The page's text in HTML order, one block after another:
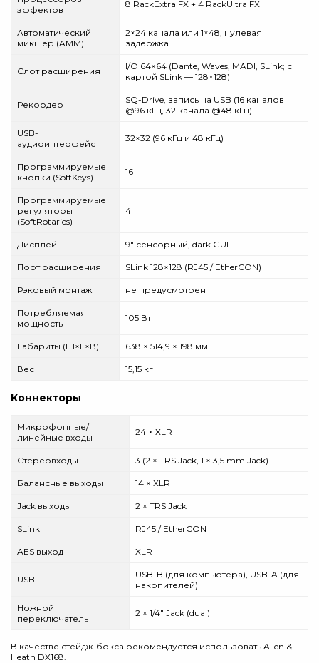
эффектов
8 RackExtra FX + 4 RackUltra FX
Автоматический
микшер (AMM)
2×24 канала или 1×48, нулевая
задержка
Слот расширения
I/O 64×64 (Dante, Waves, MADI, SLink; с
картой SLink — 128×128)
Рекордер
SQ-Drive, запись на USB (16 каналов
@96 кГц, 32 канала @48 кГц)
USB-
аудиоинтерфейс
32×32 (96 кГц и 48 кГц)
Программируемые
кнопки (SoftKeys)
16
Программируемые
регуляторы
(SoftRotaries)
4
Дисплей 9" сенсорный, dark GUI
Порт расширения SLink 128×128 (RJ45 / EtherCON)
Рэковый монтаж не предусмотрен
Потребляемая
мощность
105 Вт
Габариты (Ш×Г×В) 638 × 514,9 × 198 мм
Вес 15,15 кг
Коннекторы
Микрофонные/
линейные входы
24 × XLR
Стереовходы 3 (2 × TRS Jack, 1 × 3,5 mm Jack)
Балансные выходы 14 × XLR
Jack выходы 2 × TRS Jack
SLink RJ45 / EtherCON
AES выход XLR
USB
USB-B (для компьютера), USB-A (для
накопителей)
Ножной
переключатель
2 × 1/4" Jack (dual)
В качестве стейдж-бокса рекомендуется использовать Allen &
Heath DX168.